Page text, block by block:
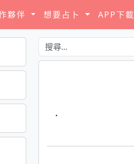
夥伴 想要占卜 APP下載
·